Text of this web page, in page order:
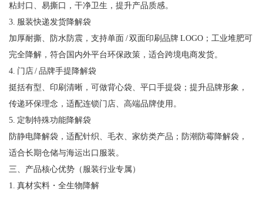
粘封口、易撕口，干净卫生，提升产品质感。
3. 服装快递发货降解袋
加厚耐撕、防水防震，支持单面 / 双面印刷品牌 LOGO；工业堆肥可
完全降解，符合国内外平台环保政策，适合跨境电商发货。
4. 门店 / 品牌手提降解袋
挺括有型、印刷清晰，可做背心袋、平口手提袋；提升品牌形象，
传递环保理念，适配连锁门店、高端品牌使用。
5. 定制特殊功能降解袋
防静电降解袋，适配针织、毛衣、家纺类产品；防潮防霉降解袋，
适合长期仓储与海运出口服装。
三、产品核心优势（服装行业专属）
1. 真材实料・全生物降解